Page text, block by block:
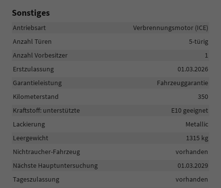
Sonstiges
Antriebsart
Verbrennungsmotor (ICE)
Anzahl Türen
5-türig
Anzahl Vorbesitzer
1
Erstzulassung
01.03.2026
Garantieleistung
Fahrzeuggarantie
Kilometerstand
350
Kraftstoff: unterstützte
E10 geeignet
Lackierung
Metallic
Leergewicht
1315 kg
Nichtraucher-Fahrzeug
vorhanden
Nächste Hauptuntersuchung
01.03.2029
Tageszulassung
vorhanden